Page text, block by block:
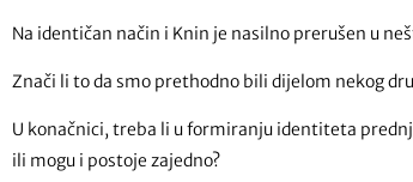
Na identičan način i Knin je nasilno prerušen u
Znači li to da smo prethodno bili dijelom nekog
U konačnici, treba li u formiranju identiteta
ili mogu i postoje zajedno?